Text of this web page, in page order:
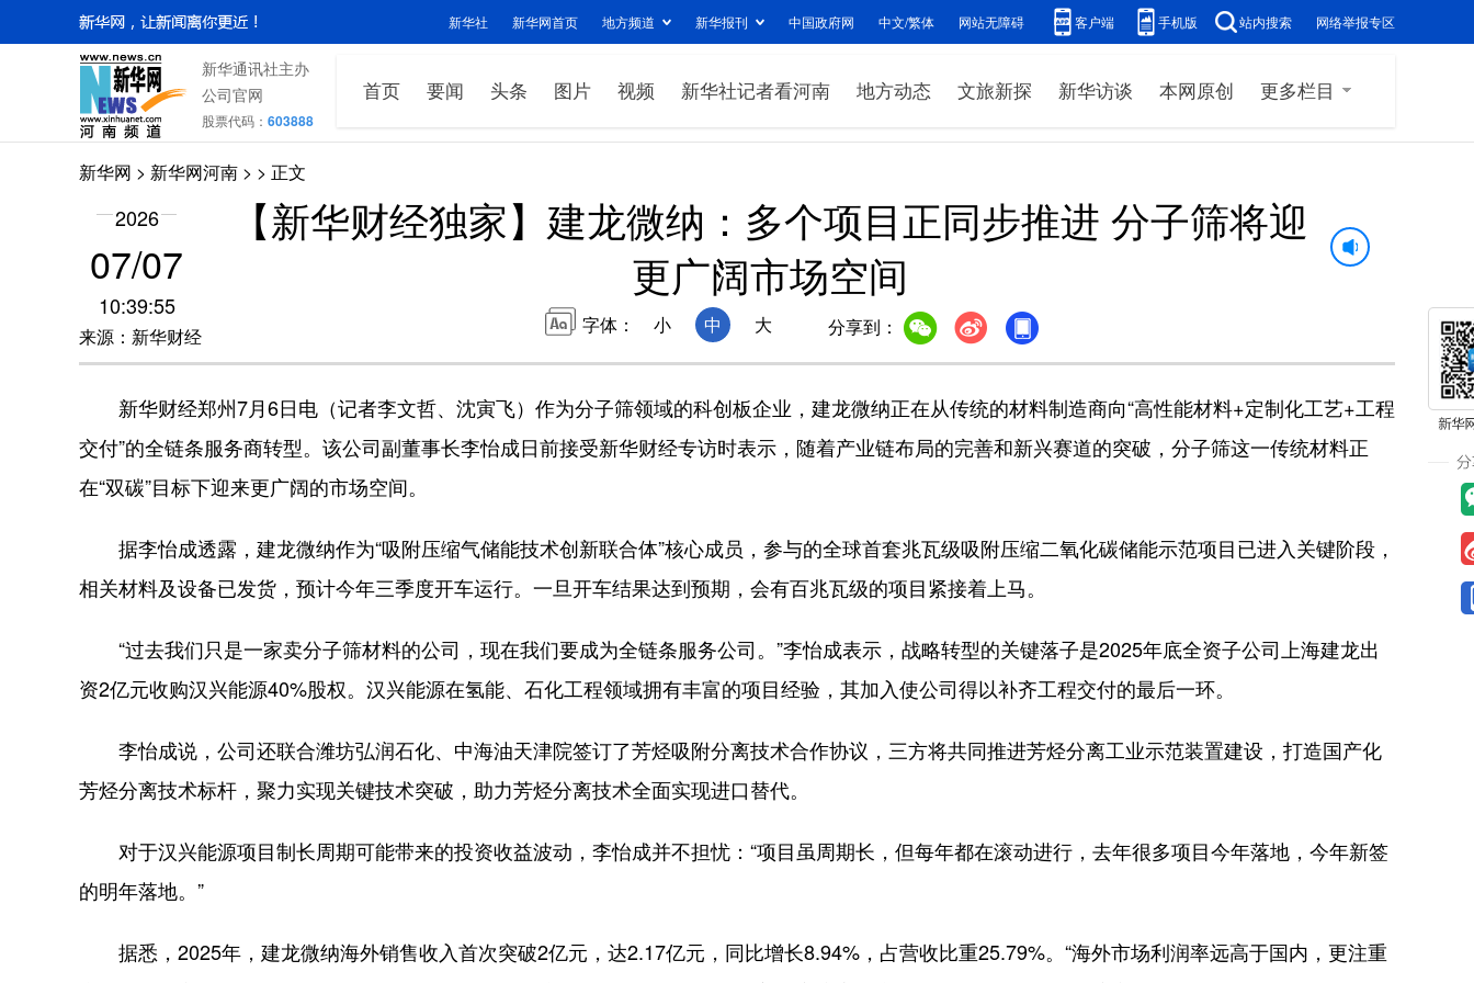
新华社 新华网首页 地方频道 新华报刊 中国政府网 中文/繁体 网站无障碍 客户端 手机版 站内搜索 网络举报专区
新华通讯社主办
公司官网
股票代码： 603888
首页 要闻 头条 图片 视频 新华社记者看河南 地方动态 文旅新探 新华访谈 本网原创 更多栏目
新华网 > 新华网河南 > > 正文
2026
07/07
10:39:55
来源：新华财经
【新华财经独家】建龙微纳：多个项目正同步推进 分子筛将迎
更广阔市场空间
字体： 小 中 大 分享到：
新华财经郑州7月6日电（记者李文哲、沈寅飞）作为分子筛领域的科创板企业，建龙微纳正在从传统的材料制造商向“高性能材料+定制化工艺+工程
交付”的全链条服务商转型。该公司副董事长李怡成日前接受新华财经专访时表示，随着产业链布局的完善和新兴赛道的突破，分子筛这一传统材料正
在“双碳”目标下迎来更广阔的市场空间。
据李怡成透露，建龙微纳作为“吸附压缩气储能技术创新联合体”核心成员，参与的全球首套兆瓦级吸附压缩二氧化碳储能示范项目已进入关键阶段，
相关材料及设备已发货，预计今年三季度开车运行。一旦开车结果达到预期，会有百兆瓦级的项目紧接着上马。
“过去我们只是一家卖分子筛材料的公司，现在我们要成为全链条服务公司。”李怡成表示，战略转型的关键落子是2025年底全资子公司上海建龙出
资2亿元收购汉兴能源40%股权。汉兴能源在氢能、石化工程领域拥有丰富的项目经验，其加入使公司得以补齐工程交付的最后一环。
李怡成说，公司还联合潍坊弘润石化、中海油天津院签订了芳烃吸附分离技术合作协议，三方将共同推进芳烃分离工业示范装置建设，打造国产化
芳烃分离技术标杆，聚力实现关键技术突破，助力芳烃分离技术全面实现进口替代。
对于汉兴能源项目制长周期可能带来的投资收益波动，李怡成并不担忧：“项目虽周期长，但每年都在滚动进行，去年很多项目今年落地，今年新签
的明年落地。”
据悉，2025年，建龙微纳海外销售收入首次突破2亿元，达2.17亿元，同比增长8.94%，占营收比重25.79%。“海外市场利润率远高于国内，更注重